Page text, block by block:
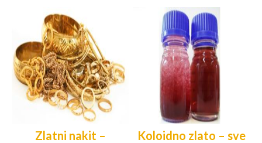
Zlatni nakit –
Koloidno zlato – sve